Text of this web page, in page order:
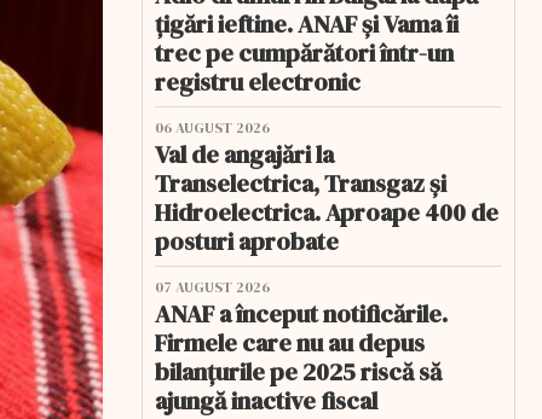
țigări ieftine. ANAF și Vama îi
trec pe cumpărători într-un
registru electronic
06 AUGUST 2026
Val de angajări la
Transelectrica, Transgaz și
Hidroelectrica. Aproape 400 de
posturi aprobate
07 AUGUST 2026
ANAF a început notificările.
Firmele care nu au depus
bilanțurile pe 2025 riscă să
ajungă inactive fiscal